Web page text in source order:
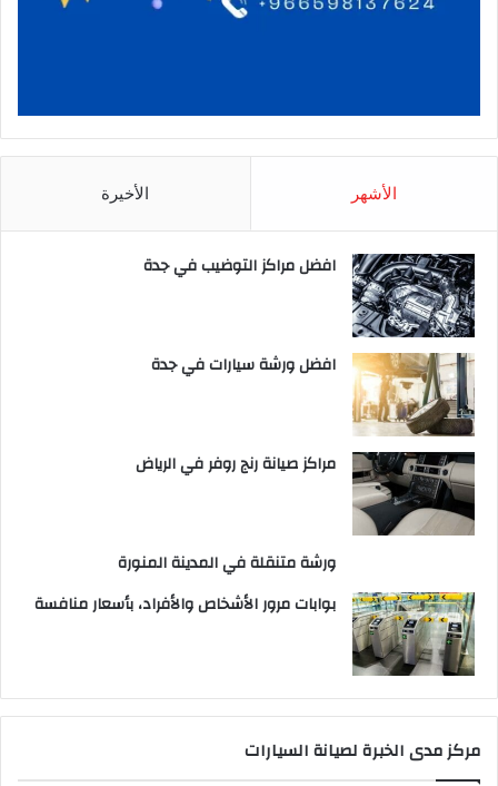
الأشهر الأخيرة
افضل مراكز التوضيب في جدة
افضل ورشة سيارات في جدة
مراكز صيانة رنج روفر في الرياض
ورشة متنقلة في المدينة المنورة
بوابات مرور الأشخاص والأفراد، بأسعار منافسة
مركز مدى الخبرة لصيانة السيارات